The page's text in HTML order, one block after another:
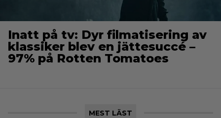
Inatt på tv: Dyr filmatisering av
klassiker blev en jättesuccé –
97% på Rotten Tomatoes
MEST LÄST